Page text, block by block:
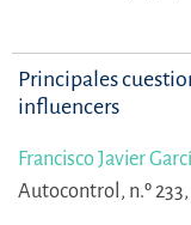
Principales
influencers
Francisco Javier
Autocontrol, n.º 233,